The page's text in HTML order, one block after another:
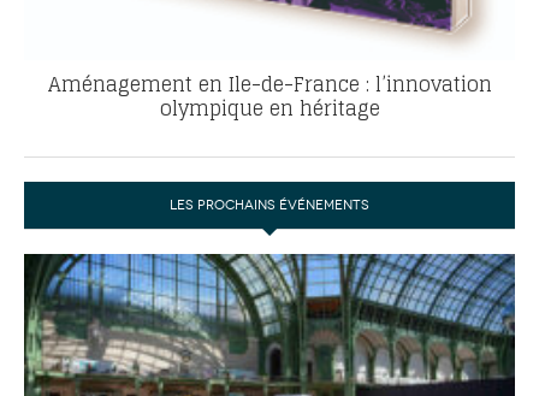
Aménagement en Ile-de-France : l’innovation
olympique en héritage
LES PROCHAINS ÉVÉNEMENTS